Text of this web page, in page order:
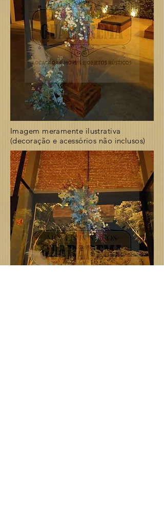
Imagem meramente ilustrativa
(decoração e acessórios não inclusos)